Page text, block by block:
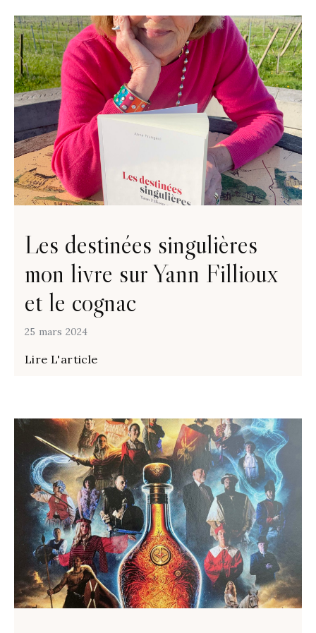
Les destinées singulières
mon livre sur Yann Fillioux
et le cognac
25 mars 2024
Lire L'article